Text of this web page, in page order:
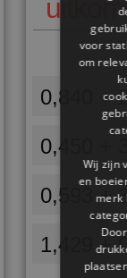
0,840 +
0,450 +
0,593 +
1,429 +
voor
om
Wij zijn
en
merk